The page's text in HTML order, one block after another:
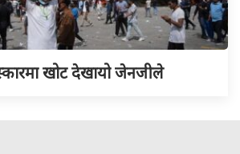
खोट देखायो जेनजीले